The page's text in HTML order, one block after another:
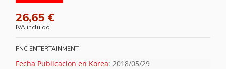
26,65 €
IVA incluido
FNC ENTERTAINMENT
Fecha Publicacion en Korea: 2018/05/29